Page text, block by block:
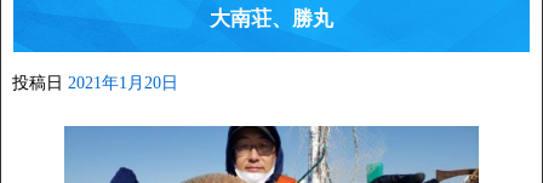
大南荘、勝丸
投稿日 2021年1月20日